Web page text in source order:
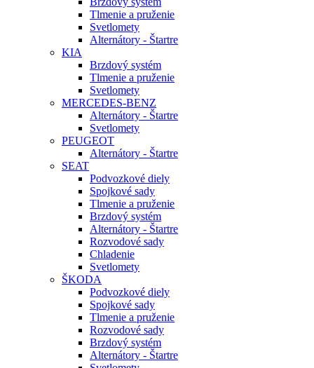
Tlmenie a pruženie
Svetlomety
Alternátory - Štartre
KIA
Brzdový systém
Tlmenie a pruženie
Svetlomety
MERCEDES-BENZ
Alternátory - Štartre
Svetlomety
PEUGEOT
Alternátory - Štartre
SEAT
Podvozkové diely
Spojkové sady
Tlmenie a pruženie
Brzdový systém
Alternátory - Štartre
Rozvodové sady
Chladenie
Svetlomety
ŠKODA
Podvozkové diely
Spojkové sady
Tlmenie a pruženie
Rozvodové sady
Brzdový systém
Alternátory - Štartre